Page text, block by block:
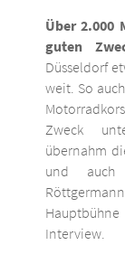
Über 2.000
guten
Düsseldorf
weit. So
Zweck
übernahm
und auch
Interview.